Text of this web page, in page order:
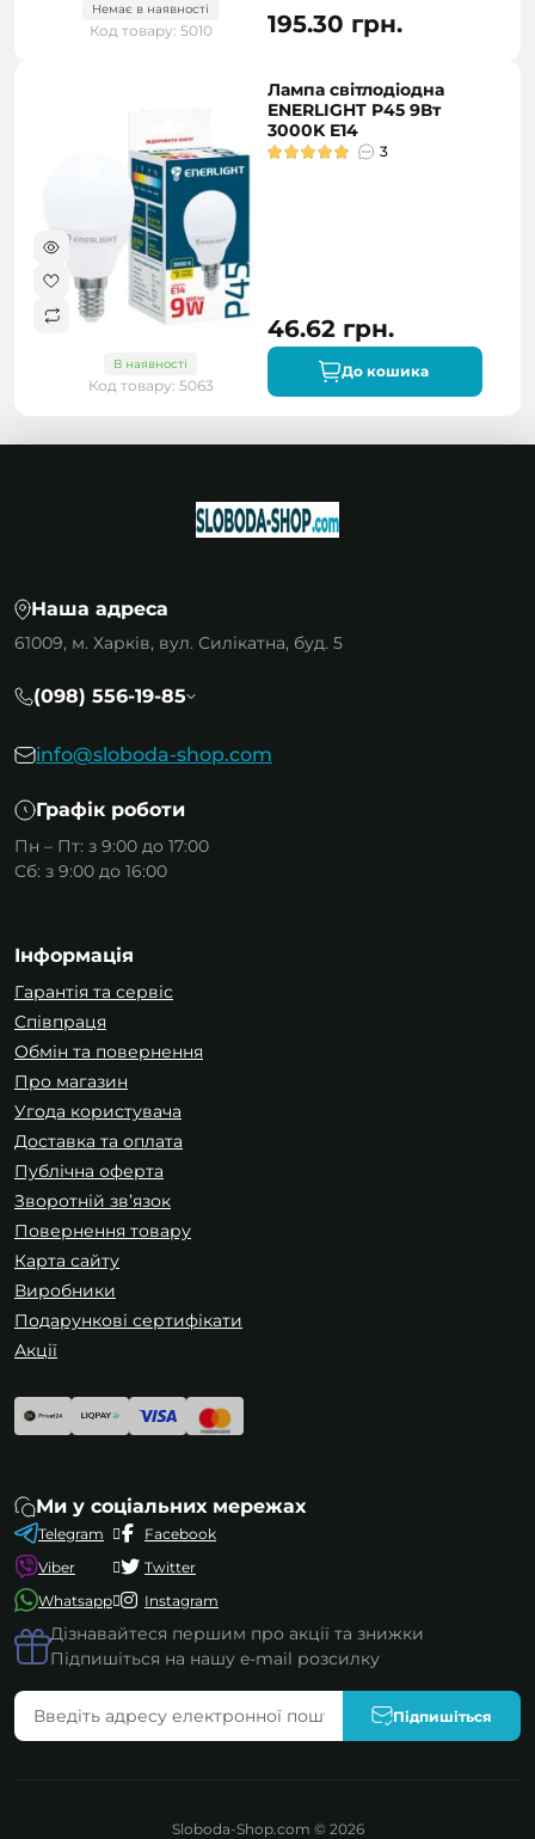
Немає в наявності
Код товару: 5010 195.30 грн.
В наявності
Код товару: 5063
Лампа світлодіодна
ENERLIGHT P45 9Вт
3000K E14
3
46.62 грн.
До кошика
Наша адреса
61009, м. Харків, вул. Силікатна, буд. 5
(098) 556-19-85
info@sloboda-shop.com
Графік роботи
Пн – Пт: з 9:00 до 17:00
Сб: з 9:00 до 16:00
Інформація
Гарантія та сервіс
Співпраця
Обмін та повернення
Про магазин
Угода користувача
Доставка та оплата
Публічна оферта
Зворотній зв’язок
Повернення товару
Карта сайту
Виробники
Подарункові сертифікати
Акції
Ми у соціальних мережах
Telegram
Viber
Whatsapp
Facebook
Twitter
Instagram
Дізнавайтеся першим про акції та знижки
Підпишіться на нашу e-mail розсилку
Підпишіться
Sloboda-Shop.com © 2026